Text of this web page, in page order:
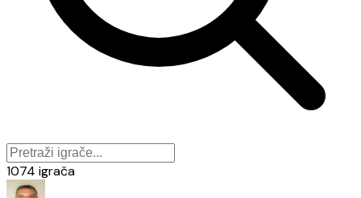
1074 igrača